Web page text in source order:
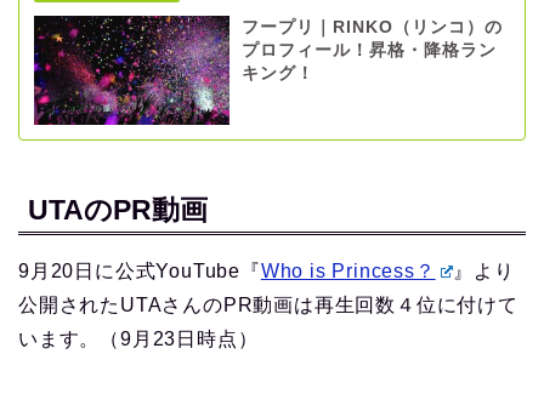
フープリ｜RINKO（リンコ）の
プロフィール！昇格・降格ラン
キング！
UTAのPR動画
9月20日に公式YouTube『Who is Princess？
』より
公開されたUTAさんのPR動画は再生回数４位に付けて
います。（9月23日時点）